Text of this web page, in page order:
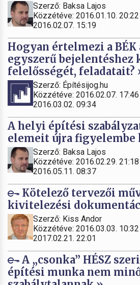
Szerző: Baksa Lajos
Közzétéve: 2016.01.10.
2016.02.07. 15:19
Hogyan értelmezi a BÉK
egyszerű bejelentéshez
felelősségét, feladatait?
Szerző: Építésijog.hu
Közzétéve: 2016.02.07.
2016.03.02. 09:34
A helyi építési
elemeit újra figyelembe
Szerző: Baksa Lajos
Közzétéve: 2016.02.29.
2016.05.11. 08:37
Kötelező tervezői
kivitelezési
Szerző: Kiss Andor
Közzétéve: 2016.03.03.
2017.02.21. 22:01
A „csonka” HÉSZ
építési munka nem